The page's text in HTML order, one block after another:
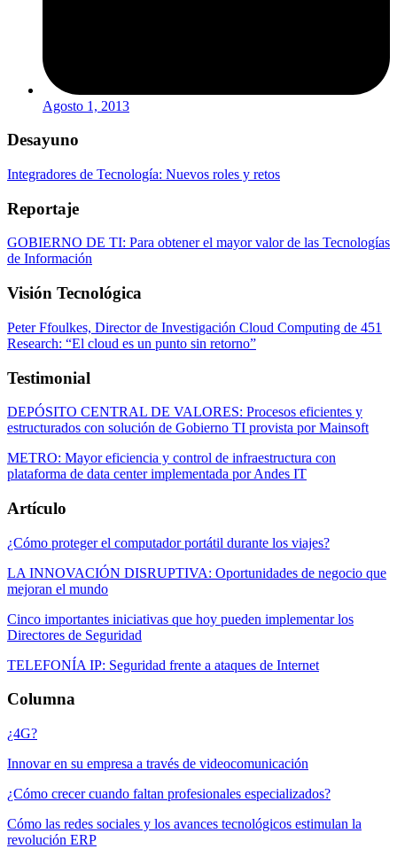
Agosto 1, 2013
Desayuno
Integradores de Tecnología: Nuevos roles y retos
Reportaje
GOBIERNO DE TI: Para obtener el mayor valor de las Tecnologías
de Información
Visión Tecnológica
Peter Ffoulkes, Director de Investigación Cloud Computing de 451
Research: “El cloud es un punto sin retorno”
Testimonial
DEPÓSITO CENTRAL DE VALORES: Procesos eficientes y
estructurados con solución de Gobierno TI provista por Mainsoft
METRO: Mayor eficiencia y control de infraestructura con
plataforma de data center implementada por Andes IT
Artículo
¿Cómo proteger el computador portátil durante los viajes?
LA INNOVACIÓN DISRUPTIVA: Oportunidades de negocio que
mejoran el mundo
Cinco importantes iniciativas que hoy pueden implementar los
Directores de Seguridad
TELEFONÍA IP: Seguridad frente a ataques de Internet
Columna
¿4G?
Innovar en su empresa a través de videocomunicación
¿Cómo crecer cuando faltan profesionales especializados?
Cómo las redes sociales y los avances tecnológicos estimulan la
revolución ERP